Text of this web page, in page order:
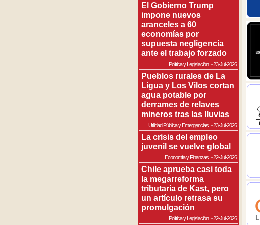
El Gobierno Trump
impone nuevos
aranceles a 60
economías por
supuesta negligencia
ante el trabajo forzado
Política y Legislación~23-Jul-2026
Pueblos rurales de La
Ligua y Los Vilos cortan
agua potable por
derrames de relaves
mineros tras las lluvias
Utilidad Pública y Emergencias~23-Jul-2026
La crisis del empleo
juvenil se vuelve global
Economía y Finanzas~22-Jul-2026
Chile aprueba casi toda
la megarreforma
tributaria de Kast, pero
un artículo retrasa su
promulgación
Política y Legislación~22-Jul-2026